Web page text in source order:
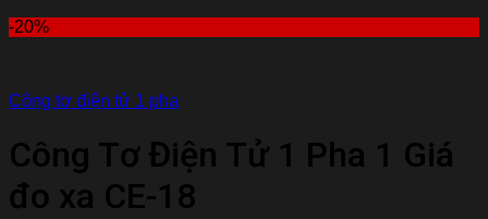
-20%
Công tơ điện tử 1 pha
Công Tơ Điện Tử 1 Pha 1 Giá
đo xa CE-18